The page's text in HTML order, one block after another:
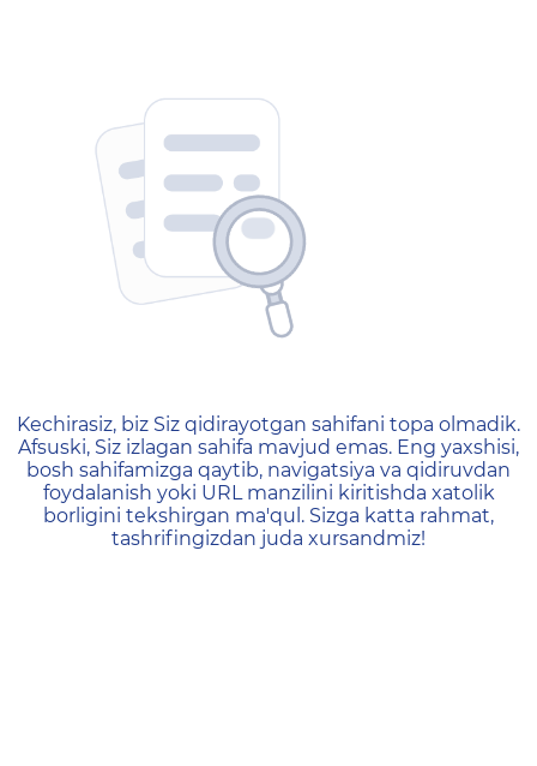
404 — Страница не
Kechirasiz, biz Siz qidirayotgan sahifani topa olmadik.
Afsuski, Siz izlagan sahifa mavjud emas. Eng yaxshisi,
bosh sahifamizga qaytib, navigatsiya va qidiruvdan
foydalanish yoki URL manzilini kiritishda xatolik
borligini tekshirgan ma'qul. Sizga katta rahmat,
tashrifingizdan juda xursandmiz!